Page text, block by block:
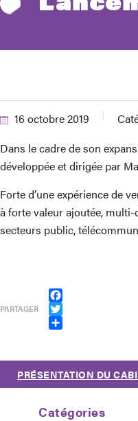
16 octobre 2019
Dans le cadre de son
développée et dirigée par
Forte d’une expérience de
à forte valeur ajoutée,
secteurs public,
PARTAGER
Facebook
Twitter
Partager
PRÉSENTATION DU
Catégories